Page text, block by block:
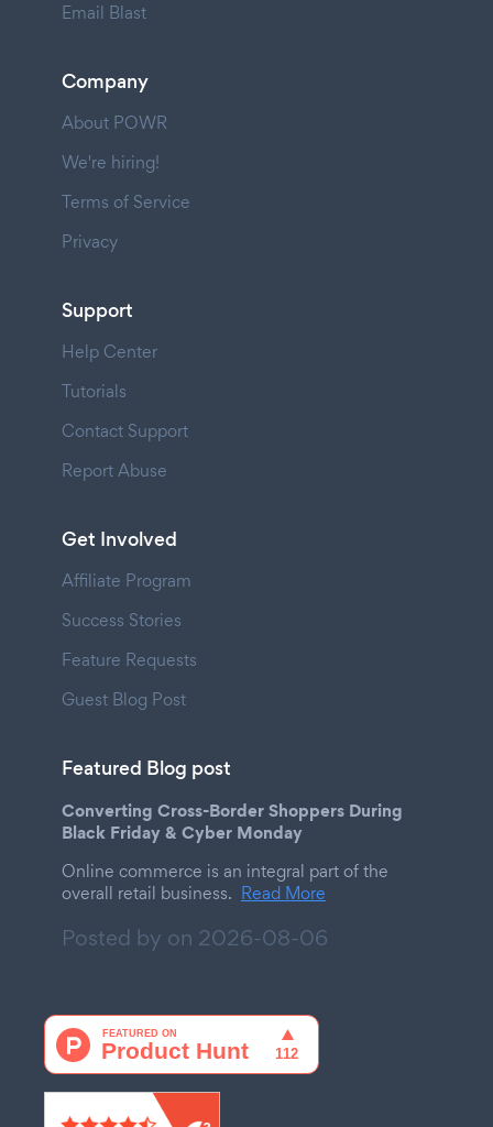
Email Blast
Company
About POWR
We're hiring!
Terms of Service
Privacy
Support
Help Center
Tutorials
Contact Support
Report Abuse
Get Involved
Affiliate Program
Success Stories
Feature Requests
Guest Blog Post
Featured Blog post
Converting Cross-Border Shoppers During
Black Friday & Cyber Monday
Online commerce is an integral part of the
overall retail business. Read More
Posted by on 2026-08-06